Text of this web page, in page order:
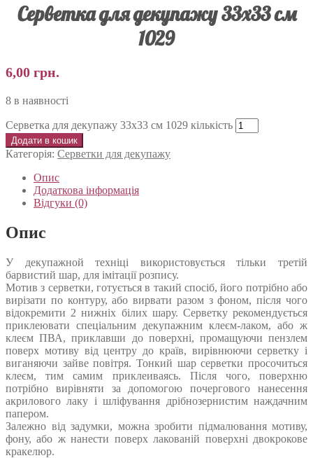
Серветка для декупажу 33х33 см
1029
6,00 грн.
8 в наявності
Серветка для декупажу 33х33 см 1029 кількість
Додати в кошик
Категорія: Серветки для декупажу
Опис
Додаткова інформація
Відгуки (0)
Опис
У декупажной техніці використовується тільки третій
барвистий шар, для імітації розпису.
Мотив з серветки, готується в такий спосіб, його потрібно або
вирізати по контуру, або вирвати разом з фоном, після чого
відокремити 2 нижніх білих шару. Серветку рекомендується
приклеювати спеціальним декупажним клеєм-лаком, або ж
клеєм ПВА, приклавши до поверхні, промащуючи пензлем
поверх мотиву від центру до країв, вирівнюючи серветку і
виганяючи зайве повітря. Тонкий шар серветки просочиться
клеєм, тим самим приклеиваясь. Після чого, поверхню
потрібно вирівняти за допомогою почергового нанесення
акрилового лаку і шліфування дрібнозернистим наждачним
папером.
Залежно від задумки, можна зробити підмалювання мотиву,
фону, або ж нанести поверх лакованій поверхні двокрокове
кракелюр.